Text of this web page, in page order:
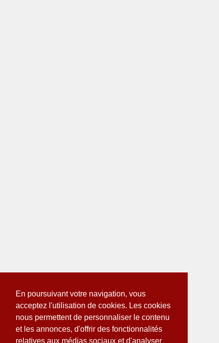
En poursuivant votre navigation, vous
acceptez l'utilisation de cookies. Les cookies
nous permettent de personnaliser le contenu
et les annonces, d'offrir des fonctionnalités
relatives aux médias sociaux et d'analyser